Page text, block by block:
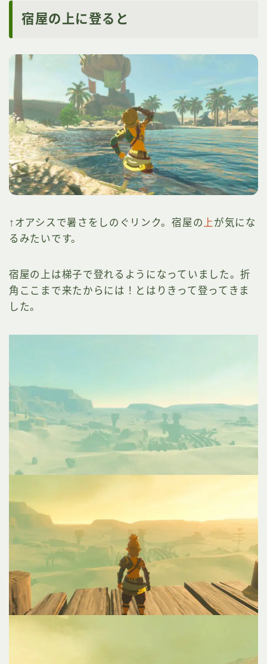
宿屋の上に登ると
↑オアシスで暑さをしのぐリンク。宿屋の 上 が気にな
るみたいです。
宿屋の上は梯子で登れるようになっていました。折
角ここまで来たからには！とはりきって登ってきま
した。